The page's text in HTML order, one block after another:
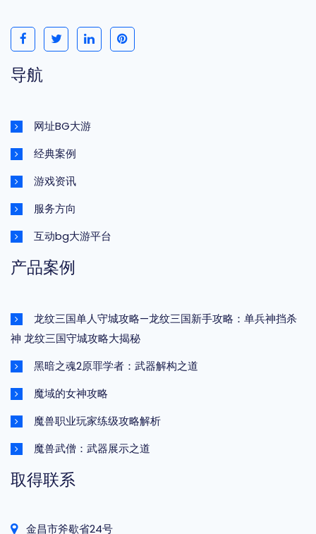
导航
网址BG大游
经典案例
游戏资讯
服务方向
互动bg大游平台
产品案例
龙纹三国单人守城攻略—龙纹三国新手攻略：单兵神挡杀
神 龙纹三国守城攻略大揭秘
黑暗之魂2原罪学者：武器解构之道
魔域的女神攻略
魔兽职业玩家练级攻略解析
魔兽武僧：武器展示之道
取得联系
金昌市斧歇省24号